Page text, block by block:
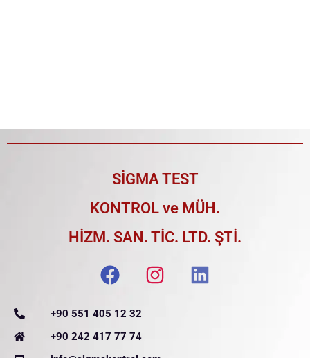
SİGMA TEST
KONTROL ve MÜH.
HİZM. SAN. TİC. LTD. ŞTİ.
+90 551 405 12 32
+90 242 417 77 74